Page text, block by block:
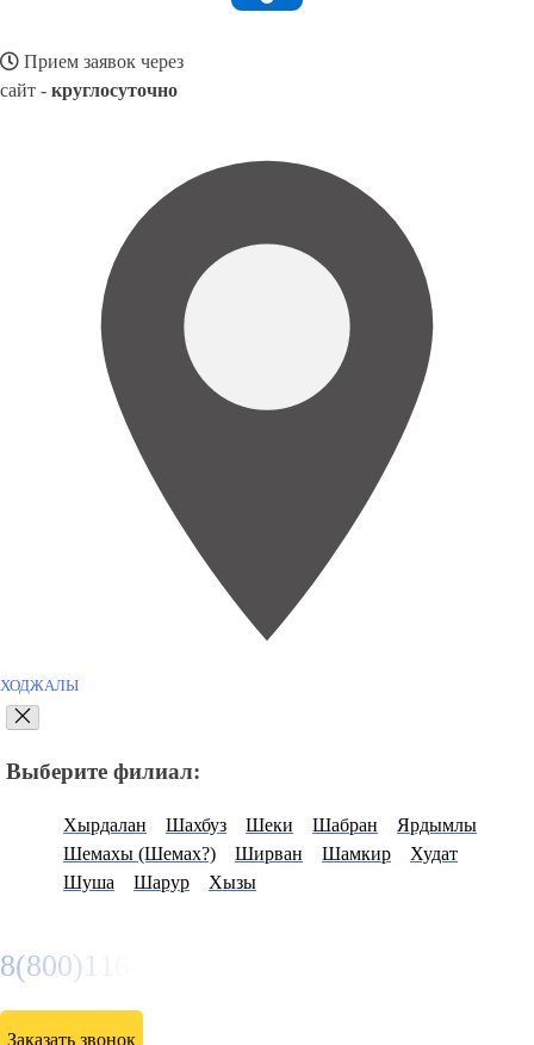
Прием заявок через
сайт - круглосуточно
ХОДЖАЛЫ
Выберите филиал:
Хырдалан Шахбуз Шеки Шабран
Ярдымлы
Шемахы (Шемах?)
Ширван Шамкир
Худат
Шуша
Шарур Хызы
8(800)116472
Заказать звонок